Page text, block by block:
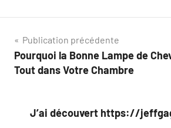
Navigation
de
Publication précédente
Pourquoi la Bonne Lampe de
Tout dans Votre Chambre
J’ai découvert https://